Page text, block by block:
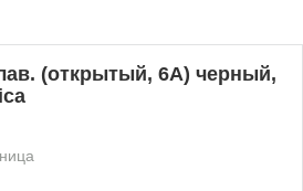
(открытый, 6А) черный,